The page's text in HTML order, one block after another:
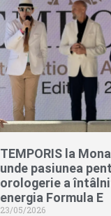
TEMPORIS la
unde pasiunea
orologerie a
energia Formula E
23/05/2026